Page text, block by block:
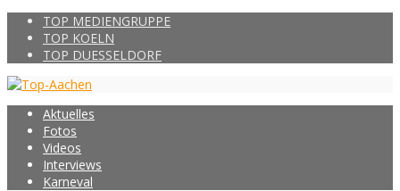
TOP MEDIENGRUPPE
TOP KOELN
TOP DUESSELDORF
Aktuelles
Fotos
Videos
Interviews
Karneval